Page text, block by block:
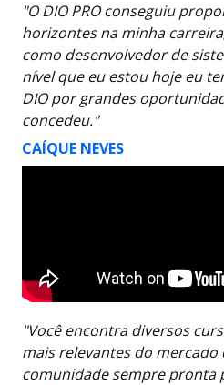
"O DIO PRO conseguiu
horizontes na minha
como desenvolvedor de
nível que eu estou hoje eu
DIO por grandes
concedeu."
CAÍQUE NEVES
"Você encontra diversos
mais relevantes do mercado
comunidade sempre pronta